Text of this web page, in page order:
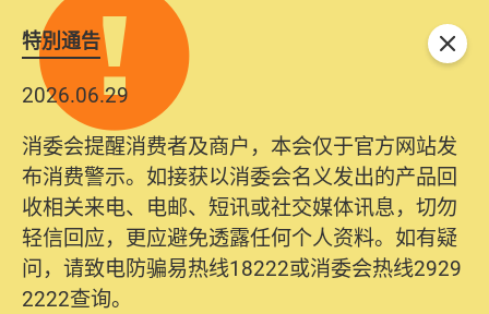
特別通告
2026.06.29
消委会提醒消费者及商户，本会仅于官方网站发
布消费警示。如接获以消委会名义发出的产品回
收相关来电、电邮、短讯或社交媒体讯息，切勿
轻信回应，更应避免透露任何个人资料。如有疑
问，请致电防骗易热线18222或消委会热线2929
2222查询。
关闭